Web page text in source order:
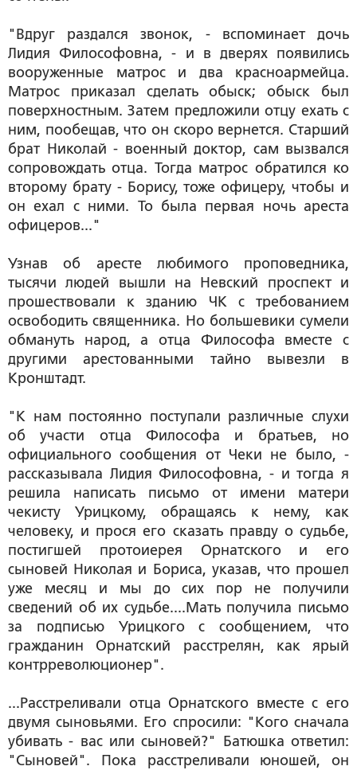
"Вдруг раздался звонок, - вспоминает дочь
Лидия Философовна, - и в дверях появились
вооруженные матрос и два красноармейца.
Матрос приказал сделать обыск; обыск был
поверхностным. Затем предложили отцу ехать с
ним, пообещав, что он скоро вернется. Старший
брат Николай - военный доктор, сам вызвался
сопровождать отца. Тогда матрос обратился ко
второму брату - Борису, тоже офицеру, чтобы и
он ехал с ними. То была первая ночь ареста
офицеров..."
Узнав об аресте любимого проповедника,
тысячи людей вышли на Невский проспект и
прошествовали к зданию ЧК с требованием
освободить священника. Но большевики сумели
обмануть народ, а отца Философа вместе с
другими арестованными тайно вывезли в
Кронштадт.
"К нам постоянно поступали различные слухи
об участи отца Философа и братьев, но
официального сообщения от Чеки не было, -
рассказывала Лидия Философовна, - и тогда я
решила написать письмо от имени матери
чекисту Урицкому, обращаясь к нему, как
человеку, и прося его сказать правду о судьбе,
постигшей протоиерея Орнатского и его
сыновей Николая и Бориса, указав, что прошел
уже месяц и мы до сих пор не получили
сведений об их судьбе....Мать получила письмо
за подписью Урицкого с сообщением, что
гражданин Орнатский расстрелян, как ярый
контрреволюционер".
...Расстреливали отца Орнатского вместе с его
двумя сыновьями. Его спросили: "Кого сначала
убивать - вас или сыновей?" Батюшка ответил:
"Сыновей". Пока расстреливали юношей, он